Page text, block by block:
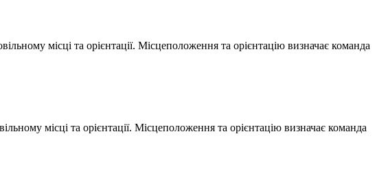
місці та орієнтації. Місцеположення та орієнтацію визначає команда
місці та орієнтації. Місцеположення та орієнтацію визначає команда